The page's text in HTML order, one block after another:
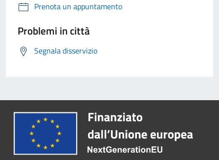
Prenota un appuntamento
Problemi in città
Segnala disservizio